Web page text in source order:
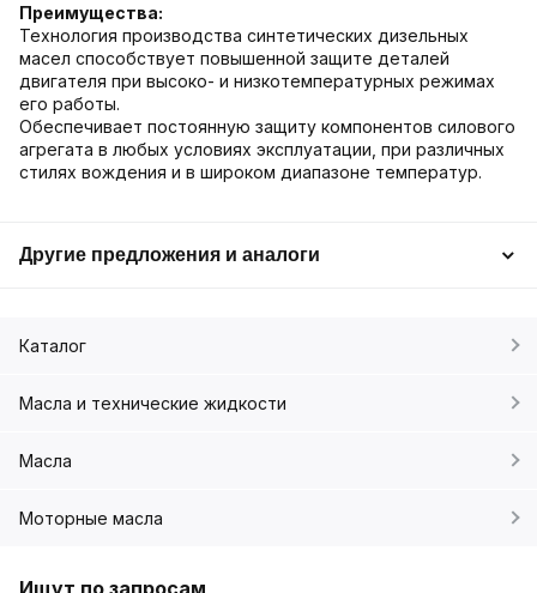
Преимущества:
Технология производства синтетических дизельных
масел способствует повышенной защите деталей
двигателя при высоко- и низкотемпературных режимах
его работы.
Обеспечивает постоянную защиту компонентов силового
агрегата в любых условиях эксплуатации, при различных
стилях вождения и в широком диапазоне температур.
Другие предложения и аналоги
Каталог
Масла и технические жидкости
Масла
Моторные масла
Ищут по запросам